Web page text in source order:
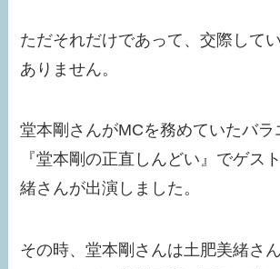
ただそれだけであって、交際して
ありません。
堂本剛さんがMCを務めていたバラ
『堂本剛の正直しんどい』でゲス
緒さんが出演しました。
その時、堂本剛さんは土肥美緒さ